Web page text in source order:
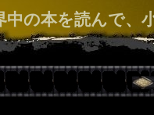
の本を読んで、